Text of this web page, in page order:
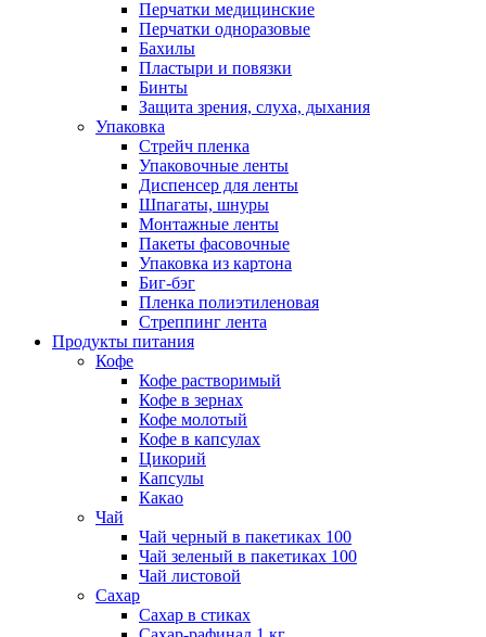
Перчатки медицинские
Перчатки одноразовые
Бахилы
Пластыри и повязки
Бинты
Защита зрения, слуха, дыхания
Упаковка
Стрейч пленка
Упаковочные ленты
Диспенсер для ленты
Шпагаты, шнуры
Монтажные ленты
Пакеты фасовочные
Упаковка из картона
Биг-бэг
Пленка полиэтиленовая
Стреппинг лента
Продукты питания
Кофе
Кофе растворимый
Кофе в зернах
Кофе молотый
Кофе в капсулах
Цикорий
Капсулы
Какао
Чай
Чай черный в пакетиках 100
Чай зеленый в пакетиках 100
Чай листовой
Сахар
Сахар в стиках